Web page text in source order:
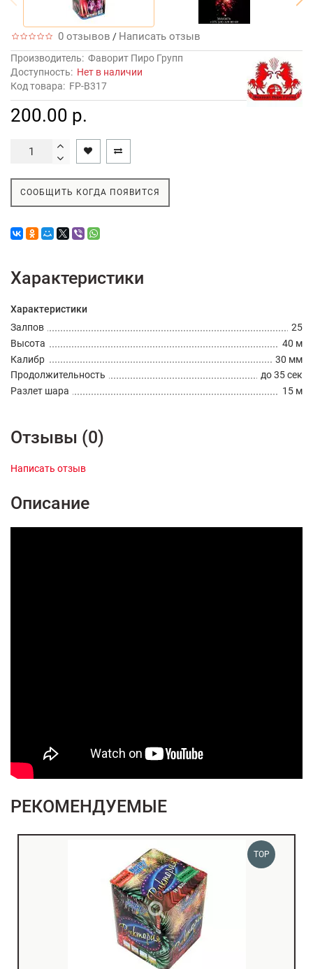
0 отзывов / Написать отзыв
Производитель: Фаворит Пиро Групп
Доступность: Нет в наличии
Код товара: FP-B317
200.00 р.
СООБЩИТЬ КОГДА ПОЯВИТСЯ
Характеристики
Характеристики
Залпов
25
Высота
40 м
Калибр
30 мм
Продолжительность
до 35 сек
Разлет шара
15 м
Отзывы (0)
Написать отзыв
Описание
РЕКОМЕНДУЕМЫЕ
TOP